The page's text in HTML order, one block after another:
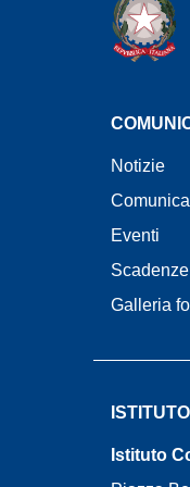
Notizie
Eventi
Scadenze
Galleria
ISTITUTO
Istituto